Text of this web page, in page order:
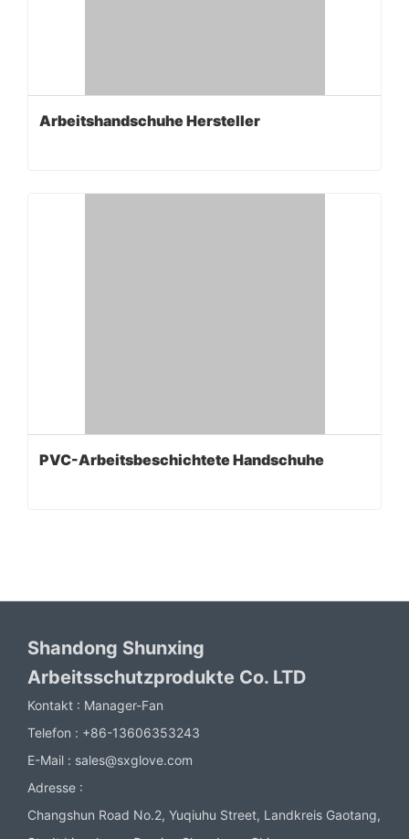
Arbeitshandschuhe Hersteller
PVC-Arbeitsbeschichtete Handschuhe
Shandong Shunxing
Arbeitsschutzprodukte Co. LTD
Kontakt : Manager-Fan
Telefon : +86-13606353243
E-Mail : sales@sxglove.com
Adresse :
Changshun Road No.2, Yuqiuhu Street, Landkreis Gaotang,